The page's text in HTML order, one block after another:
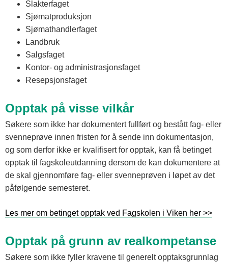
Slakterfaget
Sjømatproduksjon
Sjømathandlerfaget
Landbruk
Salgsfaget
Kontor- og administrasjonsfaget
Resepsjonsfaget
Opptak på visse vilkår
Søkere som ikke har dokumentert fullført og bestått fag- eller
svenneprøve innen fristen for å sende inn dokumentasjon,
og som derfor ikke er kvalifisert for opptak, kan få betinget
opptak til fagskoleutdanning dersom de kan dokumentere at
de skal gjennomføre fag- eller svenneprøven i løpet av det
påfølgende semesteret.
Les mer om betinget opptak ved Fagskolen i Viken her >>
Opptak på grunn av realkompetanse
Søkere som ikke fyller kravene til generelt opptaksgrunnlag